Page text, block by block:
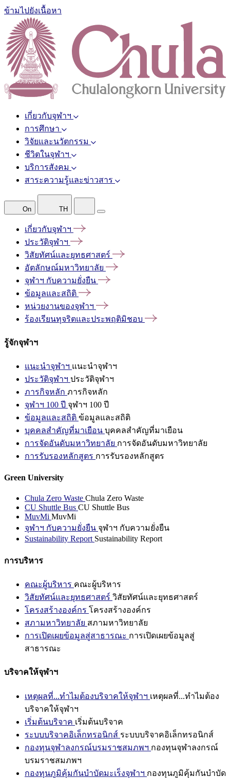
ข้ามไปยังเนื้อหา
เกี่ยวกับจุฬาฯ
การศึกษา
วิจัยและนวัตกรรม
ชีวิตในจุฬาฯ
บริการสังคม
สาระความรู้และข่าวสาร
On TH
เกี่ยวกับจุฬาฯ
ประวัติจุฬาฯ
วิสัยทัศน์และยุทธศาสตร์
อัตลักษณ์มหาวิทยาลัย
จุฬาฯ กับความยั่งยืน
ข้อมูลและสถิติ
หน่วยงานของจุฬาฯ
ร้องเรียนทุจริตและประพฤติมิชอบ
รู้จักจุฬาฯ
แนะนำจุฬาฯ แนะนำจุฬาฯ
ประวัติจุฬาฯ ประวัติจุฬาฯ
ภารกิจหลัก ภารกิจหลัก
จุฬาฯ 100 ปี จุฬาฯ 100 ปี
ข้อมูลและสถิติ ข้อมูลและสถิติ
บุคคลสำคัญที่มาเยือน บุคคลสำคัญที่มาเยือน
การจัดอันดับมหาวิทยาลัย การจัดอันดับมหาวิทยาลัย
การรับรองหลักสูตร การรับรองหลักสูตร
Green University
Chula Zero Waste Chula Zero Waste
CU Shuttle Bus CU Shuttle Bus
MuvMi MuvMi
จุฬาฯ กับความยั่งยืน จุฬาฯ กับความยั่งยืน
Sustainability Report Sustainability Report
การบริหาร
คณะผู้บริหาร คณะผู้บริหาร
วิสัยทัศน์และยุทธศาสตร์ วิสัยทัศน์และยุทธศาสตร์
โครงสร้างองค์กร โครงสร้างองค์กร
สภามหาวิทยาลัย สภามหาวิทยาลัย
การเปิดเผยข้อมูลสู่สาธารณะ การเปิดเผยข้อมูลสู่
สาธารณะ
บริจาคให้จุฬาฯ
เหตุผลที่...ทำไมต้องบริจาคให้จุฬาฯ เหตุผลที่...ทำไมต้อง
บริจาคให้จุฬาฯ
เริ่มต้นบริจาค เริ่มต้นบริจาค
ระบบบริจาคอิเล็กทรอนิกส์ ระบบบริจาคอิเล็กทรอนิกส์
กองทุนจุฬาลงกรณ์บรมราชสมภพฯ กองทุนจุฬาลงกรณ์
บรมราชสมภพฯ
กองทุนภูมิคุ้มกันบำบัดมะเร็งจุฬาฯ กองทุนภูมิคุ้มกันบำบัด